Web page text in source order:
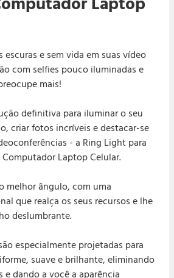
dinheiro de volta na sua conta na hora.
não goste de algum produto, você
escuras e sem vida em suas vídeo
com selfies pouco iluminadas e
mais!
definitiva para iluminar o seu
criar fotos incríveis e destacar-se
- a Ring Light para
Laptop Celular.
melhor ângulo, com uma
que realça os seus recursos e lhe
deslumbrante.
especialmente projetadas para
suave e brilhante, eliminando
e dando a você a aparência